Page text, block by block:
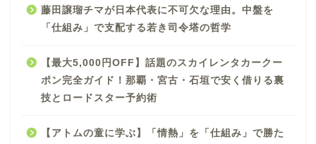
藤田譲瑠チマが日本代表に不可欠な理由。中盤を
「仕組み」で支配する若き司令塔の哲学
【最大5,000円OFF】話題のスカイレンタカークー
ポン完全ガイド！那覇・宮古・石垣で安く借りる裏
技とロードスター予約術
【アトムの童に学ぶ】「情熱」を「仕組み」で勝た